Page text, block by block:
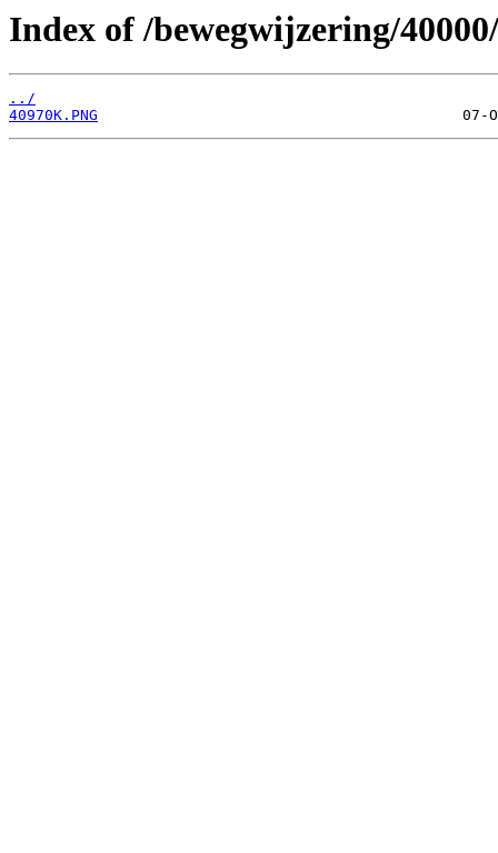
Index of /bewegwijzering/
../
40970K.PNG